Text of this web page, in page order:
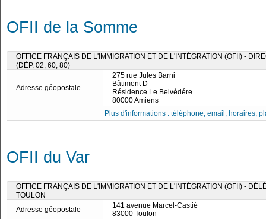
OFII de la Somme
OFFICE FRANÇAIS DE L'IMMIGRATION ET DE L'INTÉGRATION (OFII) -
(DÉP. 02, 60, 80)
Adresse géopostale
275 rue Jules Barni
Bâtiment D
Résidence Le Belvèdére
80000 Amiens
Plus d'informations : téléphone, email, horaires,
OFII du Var
OFFICE FRANÇAIS DE L'IMMIGRATION ET DE L'INTÉGRATION (OFII) -
TOULON
Adresse géopostale
141 avenue Marcel-Castié
83000 Toulon